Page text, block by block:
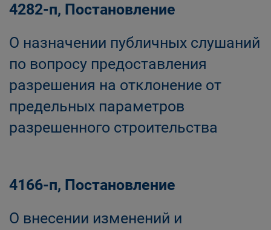
4282-п, Постановление
О назначении публичных слушаний
по вопросу предоставления
разрешения на отклонение от
предельных параметров
разрешенного строительства
4166-п, Постановление
О внесении изменений и